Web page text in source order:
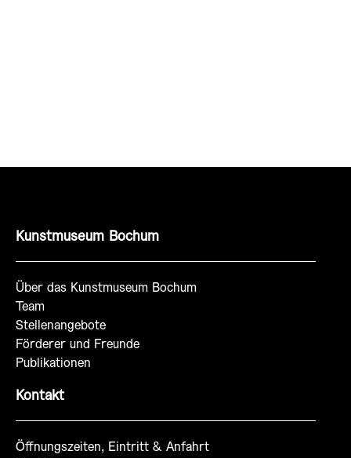
Kunstmuseum Bochum
Über das Kunstmuseum Bochum
Team
Stellenangebote
Förderer und Freunde
Publikationen
Kontakt
Öffnungszeiten, Eintritt & Anfahrt